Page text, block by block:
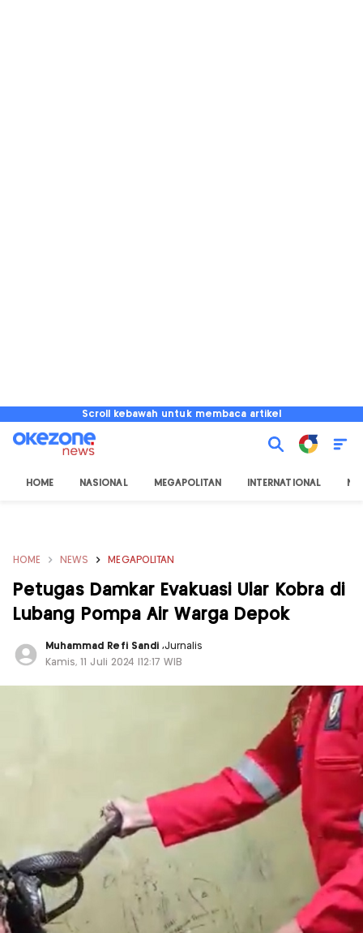
Scroll kebawah untuk membaca artikel
HOME NASIONAL MEGAPOLITAN INTERNATIONAL
HOME NEWS MEGAPOLITAN
Petugas Damkar Evakuasi Ular Kobra di
Lubang Pompa Air Warga Depok
Muhammad Refi Sandi ,Jurnalis
Kamis, 11 Juli 2024 |12:17 WIB